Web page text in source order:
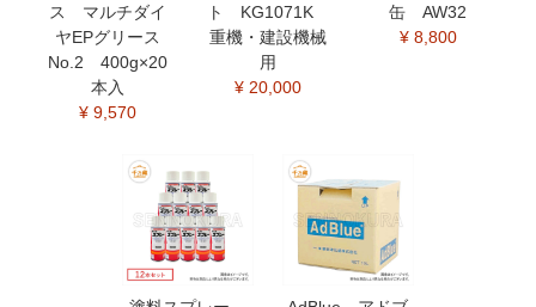
ス マルチダイ
ヤEPグリース
No.2 400g×20
本入
¥ 9,570
ト KG1071K
重機・建設機械
用
¥ 20,000
缶 AW32
¥ 8,800